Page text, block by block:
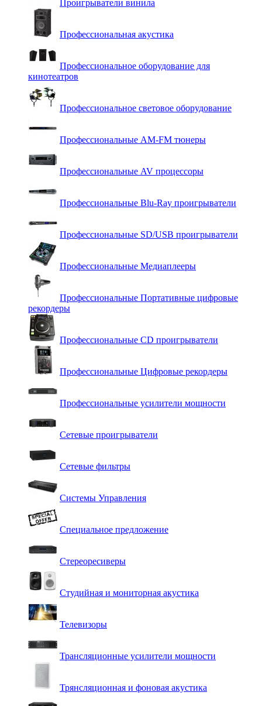
Проигрыватели винила
Профессиональная акустика
Профессиональное оборудование для
кинотеатров
Профессиональное световое оборудование
Профессиональные AM-FM тюнеры
Профессиональные AV процессоры
Профессиональные Blu-Ray проигрыватели
Профессиональные SD/USB проигрыватели
Профессиональные Медиаплееры
Профессиональные Портативные цифровые
рекордеры
Профессиональные СD проигрыватели
Профессиональные Цифровые рекордеры
Профессиональные усилители мощности
Сетевые проигрыватели
Сетевые фильтры
Системы Управления
Специальное предложение
Стереоресиверы
Студийная и мониторная акустика
Телевизоры
Трансляционные усилители мощности
Трянсляционная и фоновая акустика